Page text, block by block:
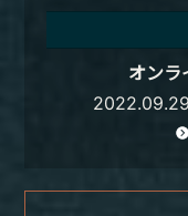
オンラ